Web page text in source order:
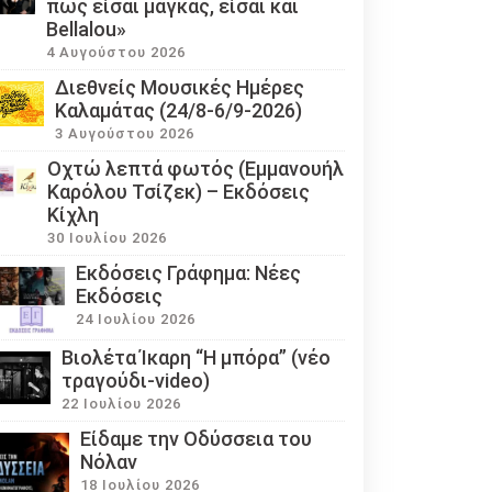
πως είσαι μάγκας, είσαι και
Bellalou»
4 Αυγούστου 2026
Διεθνείς Μουσικές Ημέρες
Καλαμάτας (24/8-6/9-2026)
3 Αυγούστου 2026
Οχτώ λεπτά φωτός (Εμμανουήλ
Καρόλου Τσίζεκ) – Εκδόσεις
Κίχλη
30 Ιουλίου 2026
Εκδόσεις Γράφημα: Νέες
Εκδόσεις
24 Ιουλίου 2026
Βιολέτα Ίκαρη “Η μπόρα” (νέο
τραγούδι-video)
22 Ιουλίου 2026
Eίδαμε την Οδύσσεια του
Νόλαν
18 Ιουλίου 2026